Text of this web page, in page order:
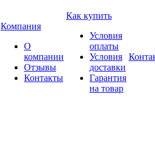
Компания
О
компании
Отзывы
Контакты
Как купить
Условия
оплаты
Условия
доставки
Гарантия
на товар